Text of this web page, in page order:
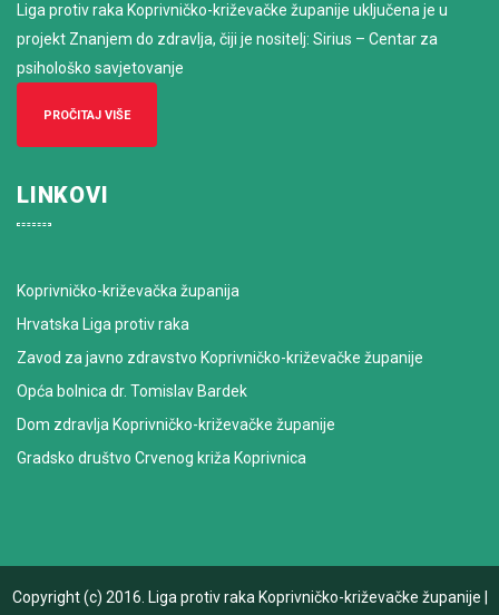
Liga protiv raka Koprivničko-križevačke županije uključena je u
projekt Znanjem do zdravlja, čiji je nositelj: Sirius – Centar za
psihološko savjetovanje
PROČITAJ VIŠE
LINKOVI
Koprivničko-križevačka županija
Hrvatska Liga protiv raka
Zavod za javno zdravstvo Koprivničko-križevačke županije
Opća bolnica dr. Tomislav Bardek
Dom zdravlja Koprivničko-križevačke županije
Gradsko društvo Crvenog križa Koprivnica
Copyright (c) 2016. Liga protiv raka Koprivničko-križevačke županije